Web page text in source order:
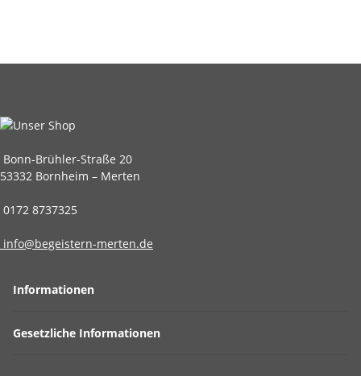
Bonn-Brühler-Straße 20
53332 Bornheim – Merten
0172 8737325
info@begeistern-merten.de
Informationen
Gesetzliche Informationen